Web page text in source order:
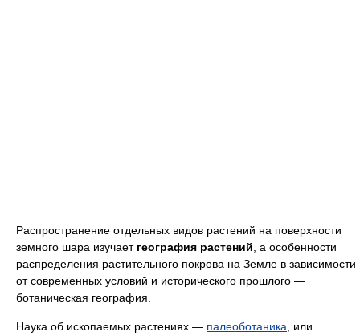
Распространение отдельных видов растений на поверхности
земного шара изучает география растений , а особенности
распределения растительного покрова на Земле в зависимости
от современных условий и исторического прошлого —
ботаническая география.
Наука об ископаемых растениях — палеоботаника , или